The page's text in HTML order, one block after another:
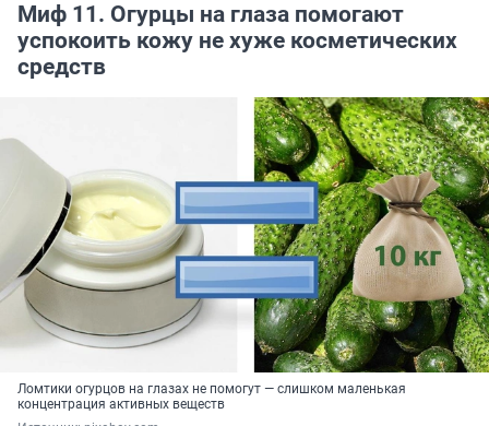
Миф 11. Огурцы на глаза помогают
успокоить кожу не хуже косметических
средств
Ломтики огурцов на глазах не помогут — слишком маленькая
концентрация активных веществ